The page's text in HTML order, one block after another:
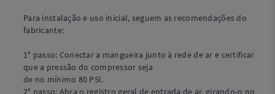
Para instalação e uso inicial, seguem as recomendações do
fabricante:
1° passo: Conectar a mangueira junto à rede de ar e certificar
que a pressão do compressor seja
de no mínimo 80 PSI.
2° passo: Abra o registro geral de entrada de ar, girando-o no